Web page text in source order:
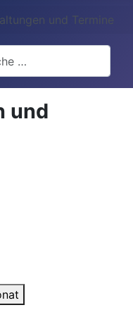
und Termine
und